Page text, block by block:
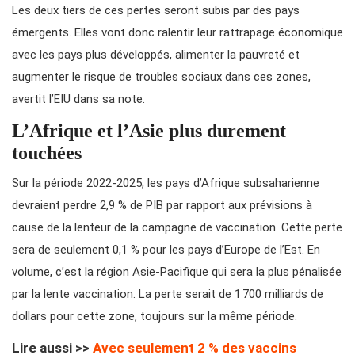
Les deux tiers de ces pertes seront subis par des pays
émergents. Elles vont donc ralentir leur rattrapage économique
avec les pays plus développés, alimenter la pauvreté et
augmenter le risque de troubles sociaux dans ces zones,
avertit l’EIU dans sa note.
L’Afrique et l’Asie plus durement
touchées
Sur la période 2022-2025, les pays d’Afrique subsaharienne
devraient perdre 2,9 % de PIB par rapport aux prévisions à
cause de la lenteur de la campagne de vaccination. Cette perte
sera de seulement 0,1 % pour les pays d’Europe de l’Est. En
volume, c’est la région Asie-Pacifique qui sera la plus pénalisée
par la lente vaccination. La perte serait de 1 700 milliards de
dollars pour cette zone, toujours sur la même période.
Lire aussi >> Avec seulement 2 % des vaccins